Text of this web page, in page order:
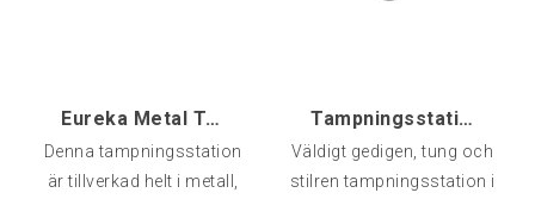
Eureka Metal Tamping Station
Denna tampningsstation
är tillverkad helt i metall,
Tampningsstation Lux Rostfri/Silicon [tib]
Väldigt gedigen, tung och
stilren tampningsstation i